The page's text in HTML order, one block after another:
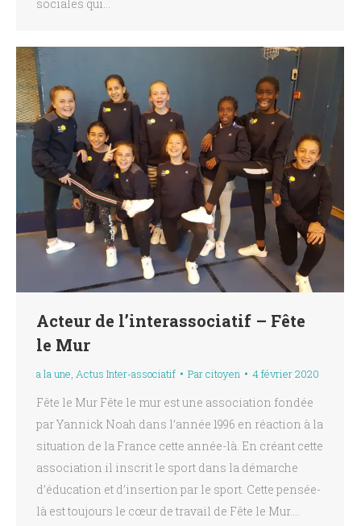
sociales qui…
Acteur de l’interassociatif – Fête
le Mur
a la une, Actus Inter-associatif Parcitoyen 4 février 2020
Fête le Mur Fête le mur est une association fondée
par Yannick Noah dans l’année 1996 en réaction à la
situation de la France cette année-là. En créant cette
association il inscrit le sport dans la démarche
d’éducation et d’insertion par le sport. Cette pensée-
là est toujours le cœur de travail de Fête le Mur.…